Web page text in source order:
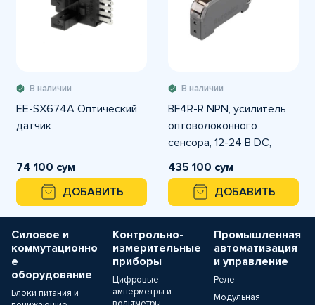
В наличии
EE-SX674A Оптический
датчик
74 100 сум
ДОБАВИТЬ
В наличии
BF4R-R NPN, усилитель
оптоволоконного
сенсора, 12-24 В DC,
вывод кабель 2 м
435 100 сум
ДОБАВИТЬ
Силовое и
коммутационно
е
оборудование
Блоки питания и
Контрольно-
измерительные
приборы
Цифровые
амперметры и
Промышленная
автоматизация
и управление
Реле
Модульная